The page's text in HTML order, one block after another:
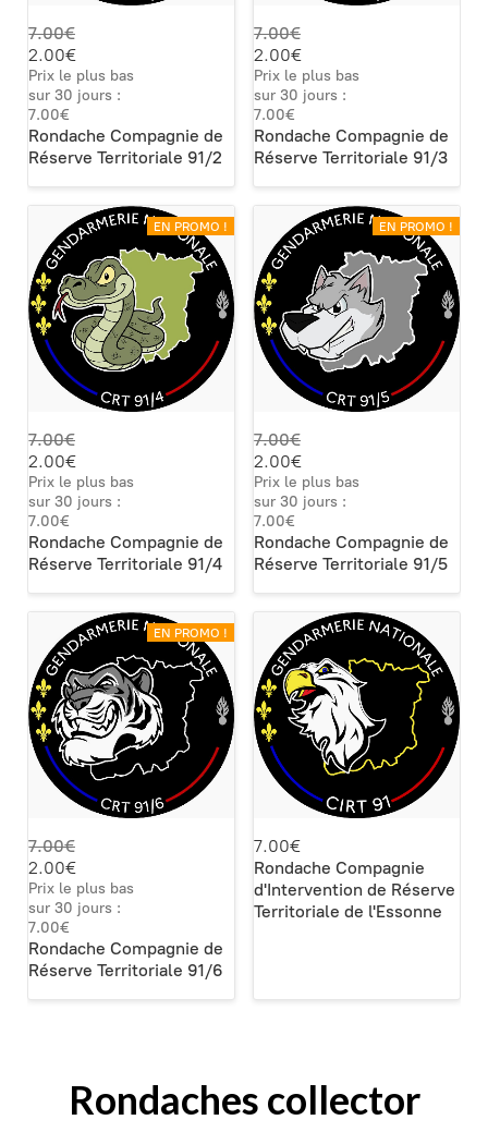
7.00€
2.00€
Prix le plus bas
sur 30 jours :
7.00€
Rondache Compagnie de
Réserve Territoriale 91/2
7.00€
2.00€
Prix le plus bas
sur 30 jours :
7.00€
Rondache Compagnie de
Réserve Territoriale 91/3
EN PROMO !
7.00€
2.00€
Prix le plus bas
sur 30 jours :
7.00€
Rondache Compagnie de
Réserve Territoriale 91/4
EN PROMO !
7.00€
2.00€
Prix le plus bas
sur 30 jours :
7.00€
Rondache Compagnie de
Réserve Territoriale 91/5
EN PROMO !
7.00€
2.00€
Prix le plus bas
sur 30 jours :
7.00€
Rondache Compagnie de
Réserve Territoriale 91/6
7.00€
Rondache Compagnie
d'Intervention de Réserve
Territoriale de l'Essonne
Rondaches collector